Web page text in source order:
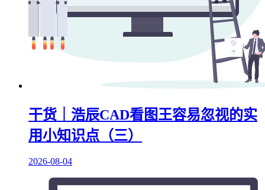
干货｜浩辰CAD看图王容易忽视的实
用小知识点（三）
2026-08-04